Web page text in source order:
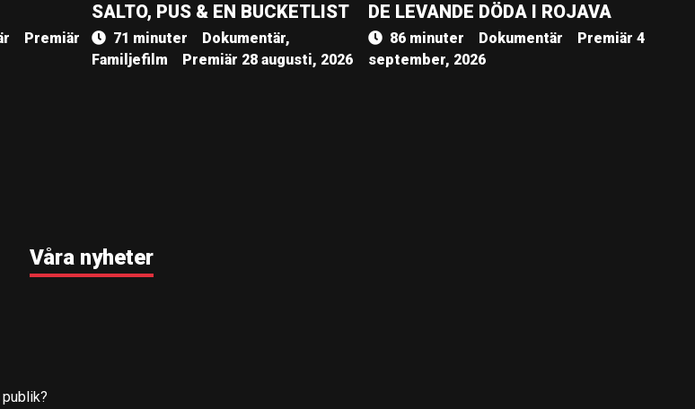
Premiär
SALTO, PUS & EN BUCKETLIST
71 minuter
Dokumentär,
Familjefilm
Premiär 28 augusti, 2026
DE LEVANDE DÖDA I ROJAVA
86 minuter Dokumentär
Premiär 4
september, 2026
Våra nyheter